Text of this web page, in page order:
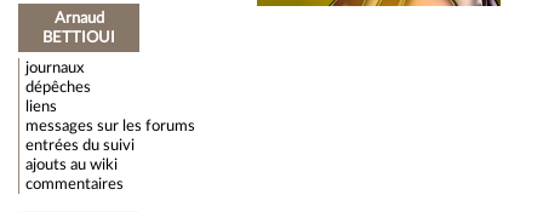
Arnaud
BETTIOUI
journaux
dépêches
liens
messages sur les forums
entrées du suivi
ajouts au wiki
commentaires